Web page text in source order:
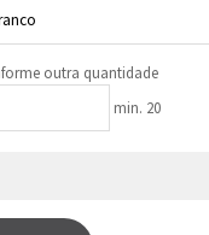
outra quantidade
min. 20